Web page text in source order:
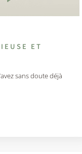
ET
sans doute déjà